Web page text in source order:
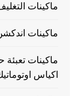
ماكينات
ماكينات
ماكينات
اكياس